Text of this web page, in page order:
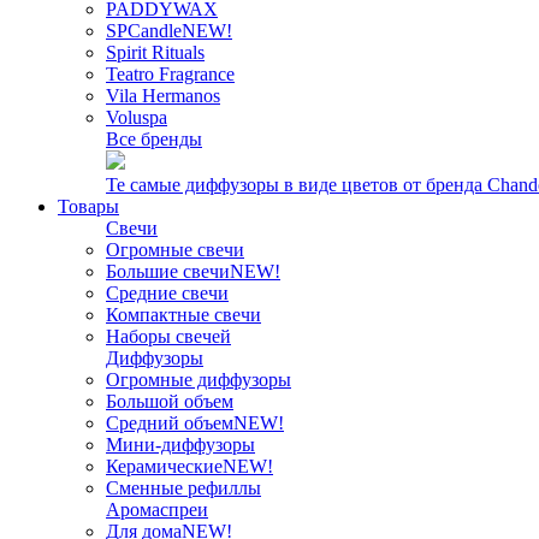
PADDYWAX
SPCandleNEW!
Spirit Rituals
Teatro Fragrance
Vila Hermanos
Voluspa
Все бренды
Те самые диффузоры в виде цветов от бренда
Товары
Свечи
Огромные свечи
Большие свечиNEW!
Средние свечи
Компактные свечи
Наборы свечей
Диффузоры
Огромные диффузоры
Большой объем
Средний объемNEW!
Мини-диффузоры
КерамическиеNEW!
Сменные рефиллы
Аромаспреи
Для домаNEW!